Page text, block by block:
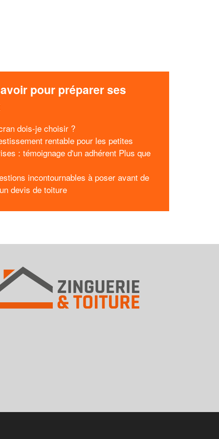
pour préparer ses
dois-je choisir ?
rentable pour les petites
: témoignage d'un adhérent Plus que
incontournables à poser avant de
devis de toiture